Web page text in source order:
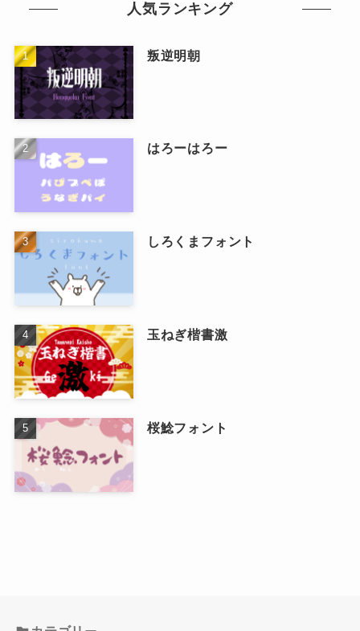
人気ランキング
叛逆明朝
はろーはろー
しろくまフォント
玉ねぎ楷書激
桜鯰フォント